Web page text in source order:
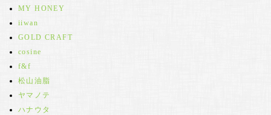
MY HONEY
iiwan
GOLD CRAFT
cosine
f&f
松山油脂
ヤマノテ
ハナウタ